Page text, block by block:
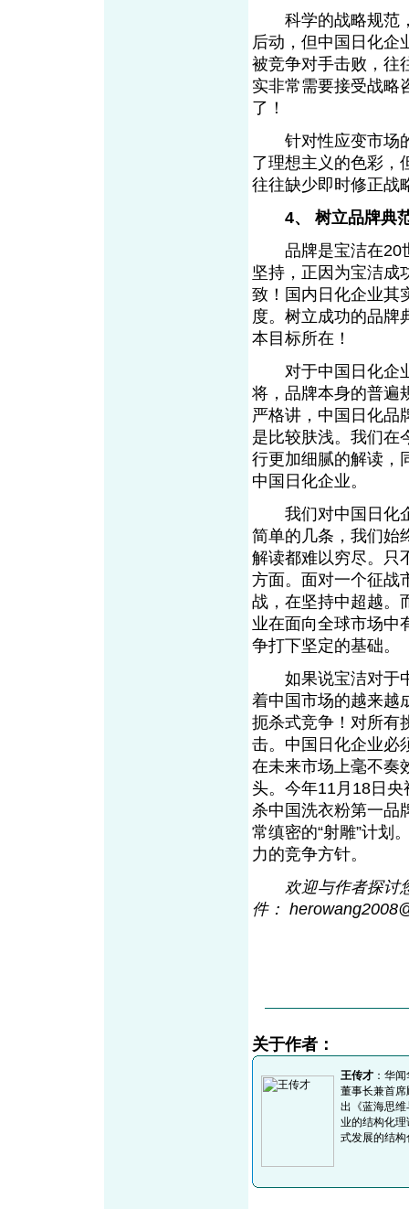
科学的战略规范，
后动，但中国日化企
被竞争对手击败，往
实非常需要接受战略
了！
针对性应变市场的
了理想主义的色彩，
往往缺少即时修正战
4、 树立品牌典
品牌是宝洁在20世
坚持，正因为宝洁成
致！国内日化企业其
度。树立成功的品牌
本目标所在！
对于中国日化企业
将，品牌本身的普遍
严格讲，中国日化品
是比较肤浅。我们在
行更加细腻的解读，
中国日化企业。
我们对中国日化企
简单的几条，我们始
解读都难以穷尽。只
方面。面对一个征战
战，在坚持中超越。
业在面向全球市场中
争打下坚定的基础。
如果说宝洁对于中
着中国市场的越来越
扼杀式竞争！对所有
击。中国日化企业必
在未来市场上毫不奏
头。今年11月18日
杀中国洗衣粉第一品
常缜密的“射雕”计划
力的竞争方针。
欢迎与作者探讨您
件：
关于作者：
王传才 ：华
董事长兼首
出《蓝海思
业的结构化
式发展的结